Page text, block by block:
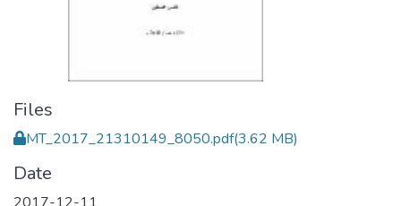
Files
MT_2017_21310149_8050.pdf(3.62 MB)
Date